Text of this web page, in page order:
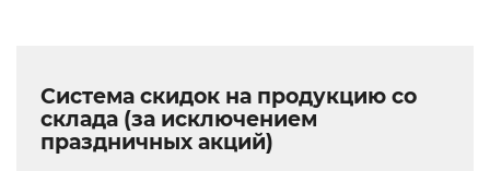
Система скидок на продукцию со
склада (за исключением
праздничных акций)